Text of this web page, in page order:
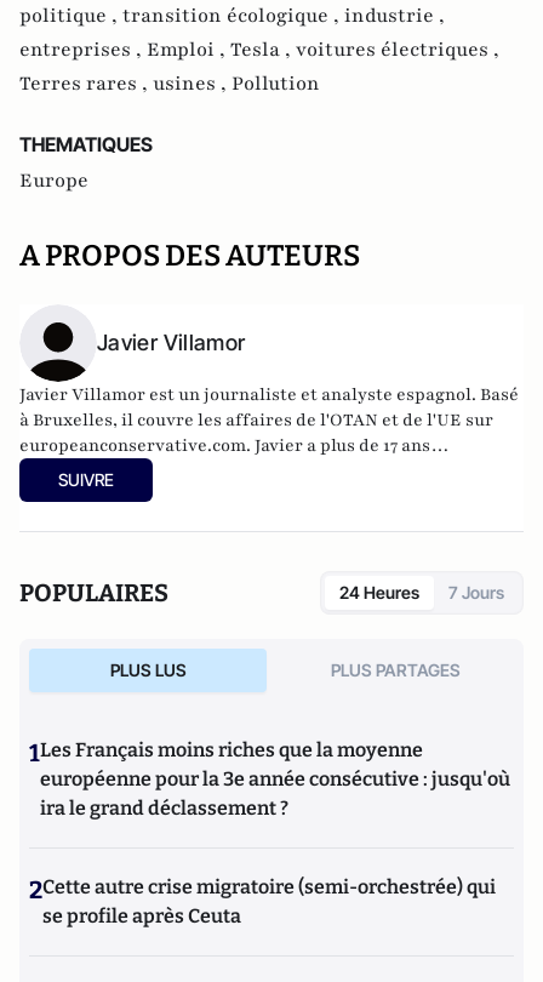
politique , transition écologique , industrie ,
entreprises , Emploi , Tesla , voitures électriques ,
Terres rares , usines , Pollution
THEMATIQUES
Europe
A PROPOS DES AUTEURS
Javier Villamor
Javier Villamor est un journaliste et analyste espagnol. Basé
à Bruxelles, il couvre les affaires de l'OTAN et de l'UE sur
europeanconservative.com. Javier a plus de 17 ans
d'expérience dans les domaines de la politique
internationale, de la défense et de la sécurité. Il travaille
SUIVRE
POPULAIRES 24 Heures 7 Jours
PLUS LUS PLUS PARTAGES
1Les Français moins riches que la moyenne
européenne pour la 3e année consécutive : jusqu'où
ira le grand déclassement ?
2Cette autre crise migratoire (semi-orchestrée) qui
se profile après Ceuta